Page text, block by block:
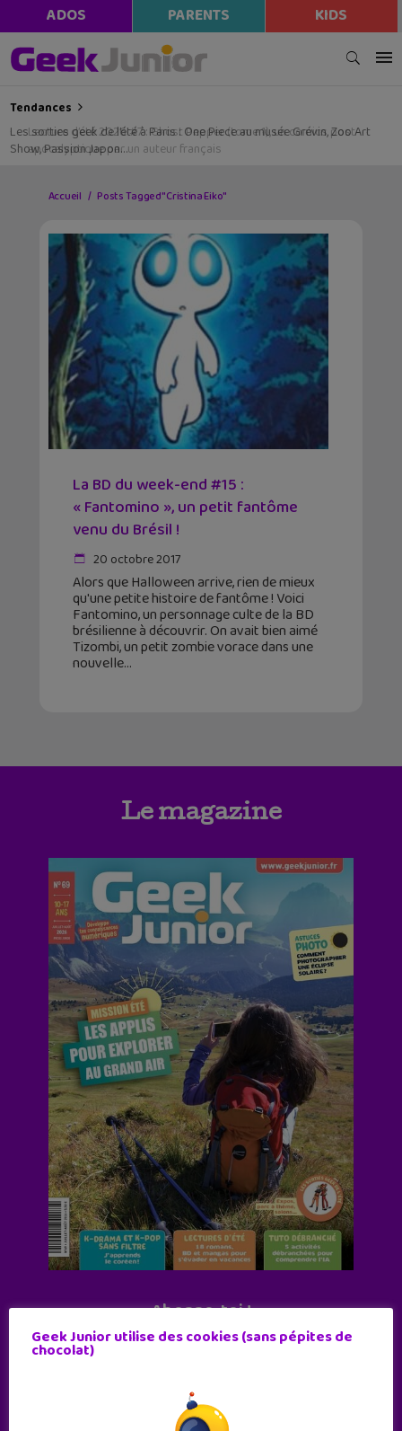
ADOS PARENTS KIDS
Tendances
Les sorties geek de l’été à Paris : One Piece au musée Grévin, Zoo Art
Show, Passion Japon…
Accueil Posts Tagged "Cristina Eiko"
La BD du week-end #15 :
« Fantomino », un petit fantôme
venu du Brésil !
20 octobre 2017
Alors que Halloween arrive, rien de mieux
qu'une petite histoire de fantôme ! Voici
Fantomino, un personnage culte de la BD
brésilienne à découvrir. On avait bien aimé
Tizombi, un petit zombie vorace dans une
nouvelle
Le magazine
Abonne-toi !
11 numéros par an
JE M'ABONNE !
Geek Junior utilise des cookies (sans pépites de
chocolat)